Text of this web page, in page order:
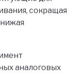
сокращая
аналоговых